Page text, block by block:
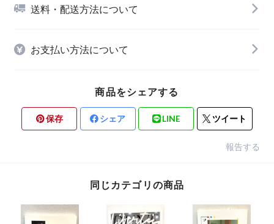
送料・配送方法について
お支払い方法について
商品をシェアする
保存 シェア LINE ツイート
報告する
同じカテゴリの商品